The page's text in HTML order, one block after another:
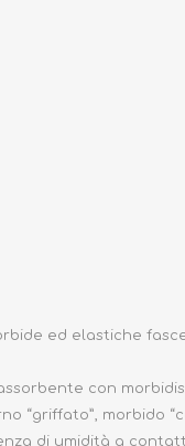
ed elastiche
con
“griffato”, morbido
di umidità a